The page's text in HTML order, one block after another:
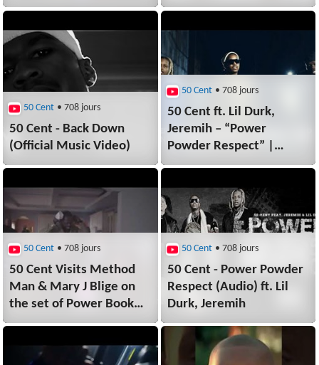
Katt Williams, Andrew
50 Cent • 708 jours
50 Cent - Back Down
(Official Music Video)
50 Cent • 708 jours
50 Cent ft. Lil Durk,
Jeremih – “Power
Powder Respect” |
Official Video
50 Cent • 708 jours
50 Cent Visits Method
Man & Mary J Blige on
the set of Power Book
II: Ghost
50 Cent • 708 jours
50 Cent - Power Powder
Respect (Audio) ft. Lil
Durk, Jeremih